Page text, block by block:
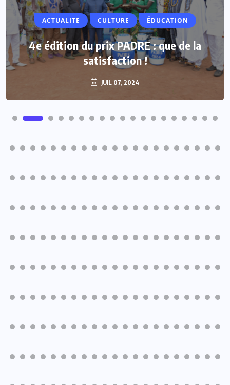
ACTUALITE CULTURE ÉDUCATION
4e édition du prix PADRE : que de la
satisfaction !
JUIL 07, 2024
ACTUALITE
Vacances parlementaires : les députés
renforcent leur proximité avec les
populations
JUIL 07, 2024